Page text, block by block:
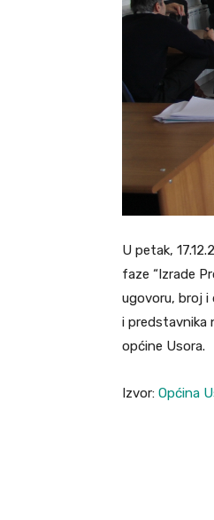
U petak,
faze “Izrade
ugovoru, broj i
i predstavnika
općine Usora.
Izvor: Općina